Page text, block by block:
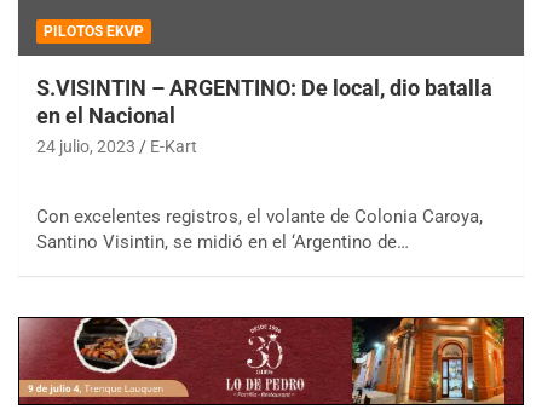
PILOTOS EKVP
S.VISINTIN – ARGENTINO: De local, dio batalla
en el Nacional
24 julio, 2023 E-Kart
Con excelentes registros, el volante de Colonia Caroya,
Santino Visintin, se midió en el ‘Argentino de…